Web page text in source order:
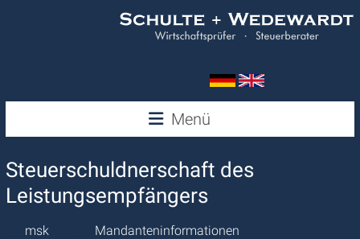
Wedewardt
&
Schulte
Menü
Steuerschuldnerschaft des
Leistungsempfängers
msk Mandanteninformationen